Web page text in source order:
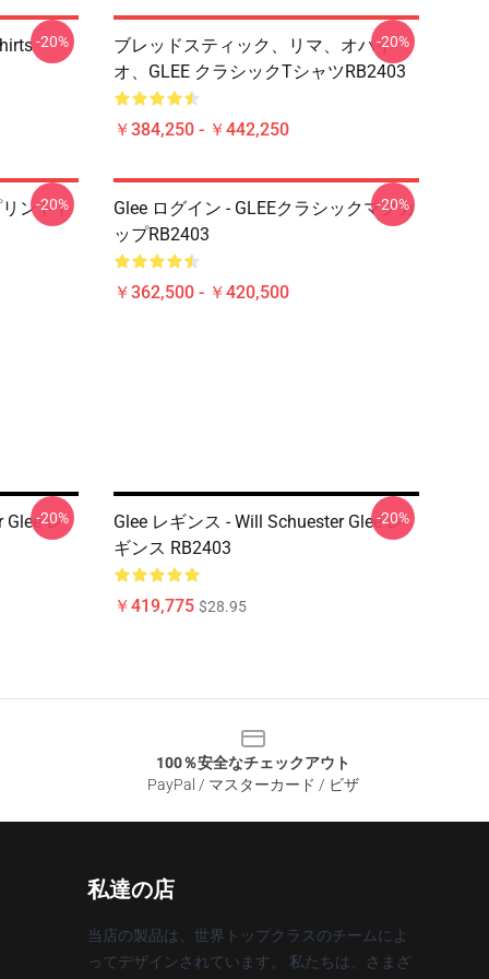
-20%
ブレッドスティック、リマ、オハイ
オ、GLEE クラシックTシャツRB2403
￥384,250 - ￥442,250
-20%
ントト
-20%
Glee ログイン - GLEEクラシックマグカ
ップRB2403
￥362,500 - ￥420,500
-20%
Glee レ
-20%
Glee レギンス - Will Schuester Glee レ
ギンス RB2403
￥419,775 $28.95
-20%
100％安全なチェックアウト
PayPal / マスターカード / ビザ
私達の店
当店の製品は、世界トップクラスのチームによ
ってデザインされています。 私たちは、さまざ